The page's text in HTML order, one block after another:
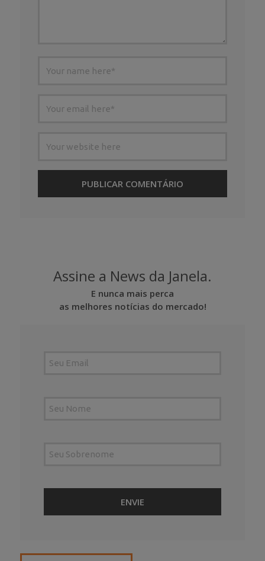
Assine a News da Janela.
E nunca mais perca
as melhores notícias do mercado!